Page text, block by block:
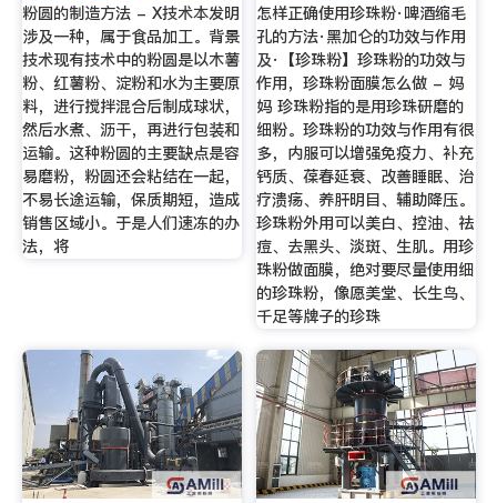
粉圆的制造方法 - X技术本发明
涉及一种，属于食品加工。背景
技术现有技术中的粉圆是以木薯
粉、红薯粉、淀粉和水为主要原
料，进行搅拌混合后制成球状，
然后水煮、沥干，再进行包装和
运输。这种粉圆的主要缺点是容
易磨粉，粉圆还会粘结在一起，
不易长途运输，保质期短，造成
销售区域小。于是人们速冻的办
法，将
怎样正确使用珍珠粉·啤酒缩毛
孔的方法·黑加仑的功效与作用
及·【珍珠粉】珍珠粉的功效与
作用，珍珠粉面膜怎么做 - 妈
妈 珍珠粉指的是用珍珠研磨的
细粉。珍珠粉的功效与作用有很
多，内服可以增强免疫力、补充
钙质、葆春延衰、改善睡眠、治
疗溃疡、养肝明目、辅助降压。
珍珠粉外用可以美白、控油、祛
痘、去黑头、淡斑、生肌。用珍
珠粉做面膜，绝对要尽量使用细
的珍珠粉，像愿美堂、长生鸟、
千足等牌子的珍珠